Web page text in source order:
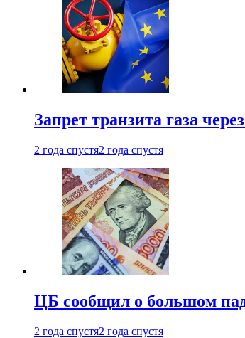
Запрет транзита газа
2 года спустя2 года спустя
ЦБ сообщил о большом
2 года спустя2 года спустя